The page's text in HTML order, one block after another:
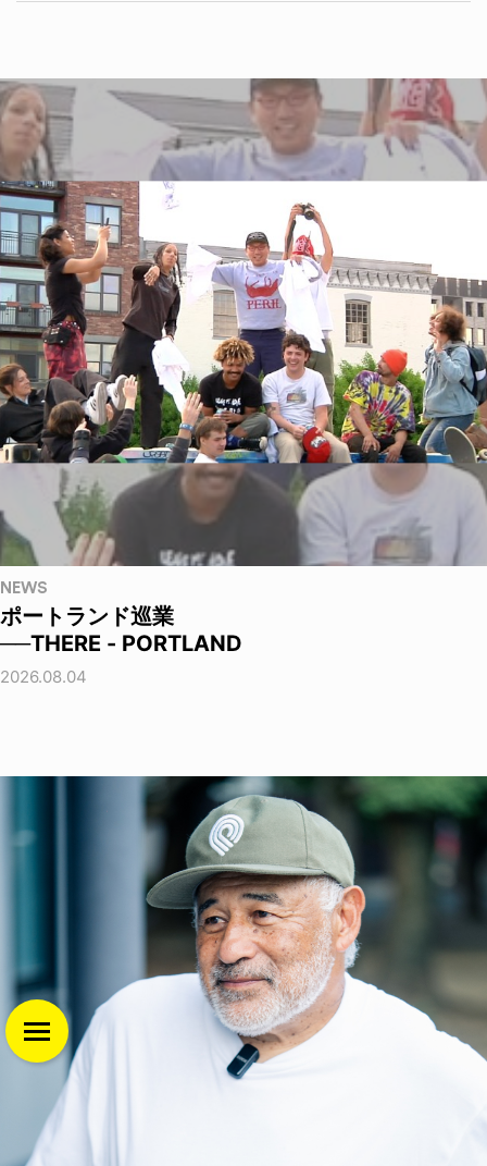
NEWS
ポートランド巡業
──THERE - PORTLAND
2026.08.04